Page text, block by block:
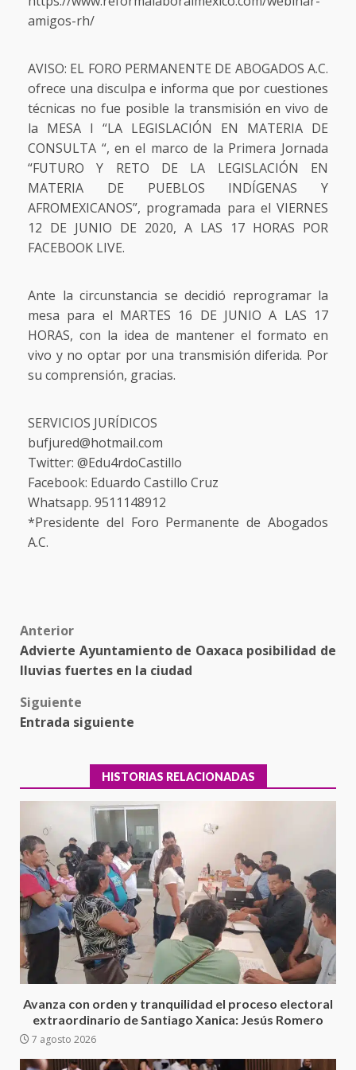
amigos-rh/
AVISO: EL FORO PERMANENTE DE ABOGADOS A.C.
ofrece una disculpa e informa que por cuestiones
técnicas no fue posible la transmisión en vivo de
la MESA I “LA LEGISLACIÓN EN MATERIA DE
CONSULTA “, en el marco de la Primera Jornada
“FUTURO Y RETO DE LA LEGISLACIÓN EN
MATERIA DE PUEBLOS INDÍGENAS Y
AFROMEXICANOS”, programada para el VIERNES
12 DE JUNIO DE 2020, A LAS 17 HORAS POR
FACEBOOK LIVE.
Ante la circunstancia se decidió reprogramar la
mesa para el MARTES 16 DE JUNIO A LAS 17
HORAS, con la idea de mantener el formato en
vivo y no optar por una transmisión diferida. Por
su comprensión, gracias.
SERVICIOS JURÍDICOS
bufjured@hotmail.com
Twitter: @Edu4rdoCastillo
Facebook: Eduardo Castillo Cruz
Whatsapp. 9511148912
*Presidente del Foro Permanente de Abogados
A.C.
Post
navigation
Anterior
Advierte Ayuntamiento de Oaxaca posibilidad de
lluvias fuertes en la ciudad
Siguiente
Entrada siguiente
HISTORIAS RELACIONADAS
Avanza con orden y tranquilidad el proceso electoral
extraordinario de Santiago Xanica: Jesús Romero
7 agosto 2026
3
Ciudad Salud: justicia social para
Oaxaca
con el Gobernador Salomón Jara